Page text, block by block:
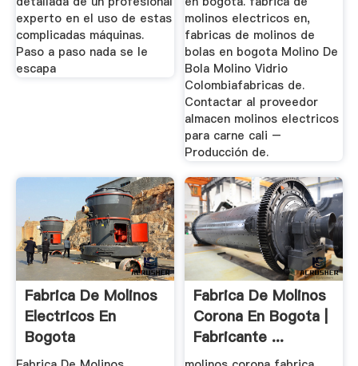
experto en el uso de estas
complicadas máquinas.
Paso a paso nada se le
escapa
molinos electricos en,
fabricas de molinos de
bolas en bogota Molino De
Bola Molino Vidrio
Colombiafabricas de.
Contactar al proveedor
almacen molinos electricos
para carne cali –
Producción de.
Fabrica De Molinos
Electricos En
Bogota
Fabrica De Molinos
Corona En Bogota |
Fabricante ...